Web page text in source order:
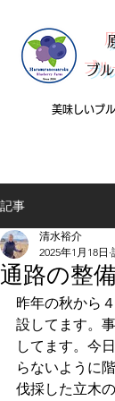
ブ
美味しいブ
記事
通路の整備
清水裕介
2025年1月18日
昨年の秋から
設してます。
してます。今
らないように
伐採した立木